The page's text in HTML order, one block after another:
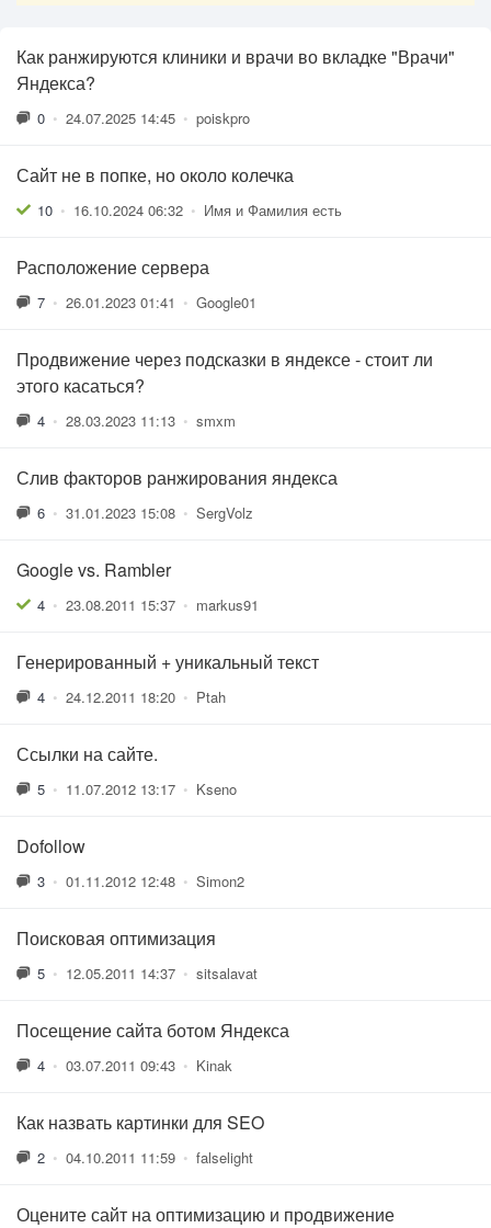
Как ранжируются клиники и врачи во вкладке "Врачи"
Яндекса?
0 • 24.07.2025 14:45 • poiskpro
Сайт не в попке, но около колечка
10 • 16.10.2024 06:32 • Имя и Фамилия есть
Расположение сервера
7 • 26.01.2023 01:41 • Google01
Продвижение через подсказки в яндексе - стоит ли
этого касаться?
4 • 28.03.2023 11:13 • smxm
Слив факторов ранжирования яндекса
6 • 31.01.2023 15:08 • SergVolz
Google vs. Rambler
4 • 23.08.2011 15:37 • markus91
Генерированный + уникальный текст
4 • 24.12.2011 18:20 • Ptah
Ссылки на сайте.
5 • 11.07.2012 13:17 • Kseno
Dofollow
3 • 01.11.2012 12:48 • Simon2
Поисковая оптимизация
5 • 12.05.2011 14:37 • sitsalavat
Посещение сайта ботом Яндекса
4 • 03.07.2011 09:43 • Kinak
Как назвать картинки для SEO
2 • 04.10.2011 11:59 • falselight
Оцените сайт на оптимизацию и продвижение